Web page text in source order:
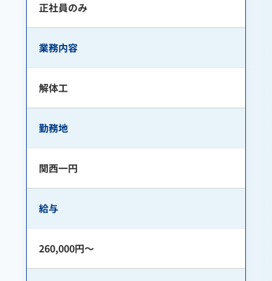
正社員のみ
業務内容
解体工
勤務地
関西一円
給与
260,000円～